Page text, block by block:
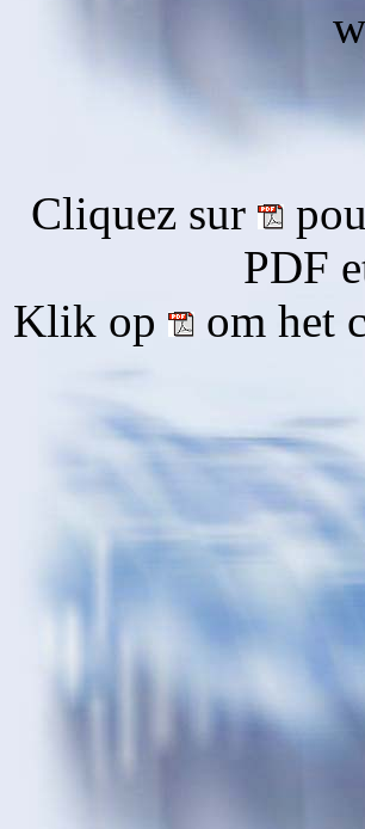
Cliquez sur
PDF
Klik op
om het